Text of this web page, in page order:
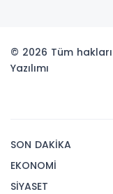
© 2026 Tüm
Yazılımı
SON DAKİKA
EKONOMİ
SİYASET